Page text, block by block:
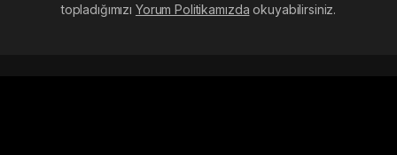
topladığımızı Yorum Politikamızda okuyabilirsiniz.